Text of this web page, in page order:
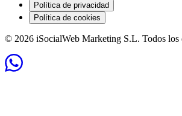
Política de privacidad
Política de cookies
© 2026 iSocialWeb Marketing S.L. Todos los